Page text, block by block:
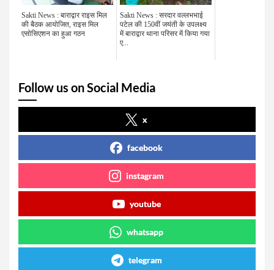
Sakti News : बाराद्वार राइस मिल
की बैठक आयोजित, राइस मिल
एसोसिएशन का हुआ गठन
Sakti News : सरदार वल्लभभाई
पटेल की 150वीं जयंती के उपलक्ष्य
में बाराद्वार थाना परिसर में किया गया
ए...
Follow us on Social Media
x
facebook
instagram
youtube
whatsapp
telegram